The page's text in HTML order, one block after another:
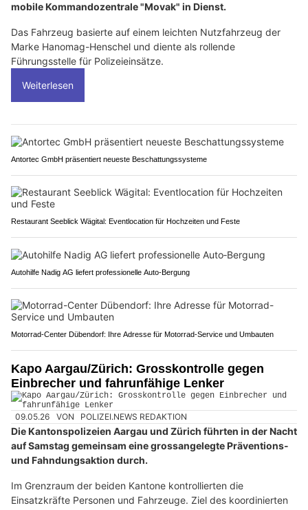
mobile Kommandozentrale "Movak" in Dienst.
Das Fahrzeug basierte auf einem leichten Nutzfahrzeug der
Marke Hanomag-Henschel und diente als rollende
Führungsstelle für Polizeieinsätze.
Weiterlesen
Antortec GmbH präsentiert neueste Beschattungssysteme
Restaurant Seeblick Wägital: Eventlocation für Hochzeiten und Feste
Autohilfe Nadig AG liefert professionelle Auto‑Bergung
Motorrad-Center Dübendorf: Ihre Adresse für Motorrad-Service und Umbauten
Kapo Aargau/Zürich: Grosskontrolle gegen
Einbrecher und fahrunfähige Lenker
09.05.26 VON POLIZEI.NEWS REDAKTION
Die Kantonspolizeien Aargau und Zürich führten in der Nacht
auf Samstag gemeinsam eine grossangelegte Präventions-
und Fahndungsaktion durch.
Im Grenzraum der beiden Kantone kontrollierten die
Einsatzkräfte Personen und Fahrzeuge. Ziel des koordinierten